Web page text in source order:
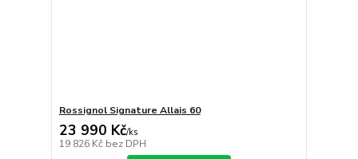
Rossignol Signature Allais 60
23 990 Kč/ks
19 826 Kč bez DPH